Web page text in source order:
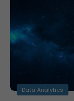
Data Analytics